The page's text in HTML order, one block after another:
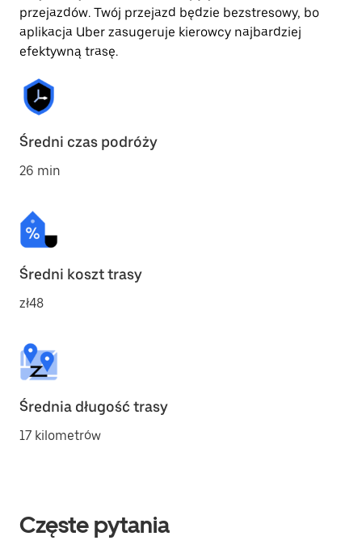
przejazdów. Twój przejazd będzie bezstresowy, bo
aplikacja Uber zasugeruje kierowcy najbardziej
efektywną trasę.
Średni czas podróży
26 min
Średni koszt trasy
zł48
Średnia długość trasy
17 kilometrów
Częste pytania